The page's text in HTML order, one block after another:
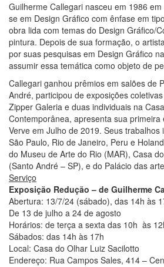
Guilherme Callegari nasceu em 1986
se em Design Gráfico com ênfase em
obra lida com temas do Design Gráfico/
pintura. Depois de sua formação, o
por suas pesquisas em Design Gráfico
assumir essa temática como objeto de
Callegari ganhou prêmios em salões de
André, participou de exposições
Zipper Galeria e duas individuais na
Contemporânea, apresenta sua primeira
Verve em Julho de 2019. Seus trabalhos
São Paulo, Rio de Janeiro, Peru e
do Museu de Arte do Rio (MAR), Casa
(Santo André – SP), e do Palácio das
Serviço
Exposição Redução – de Guilherme
Abertura: 13/7/24 (sábado), das 14h às
De 13 de julho a 24 de agosto
Horários: de terça a sexta das 10h às
Sábados: das 14h às 17h
Local: Casa do Olhar Luiz Sacilotto
Endereço: Rua Campos Sales, 414 –